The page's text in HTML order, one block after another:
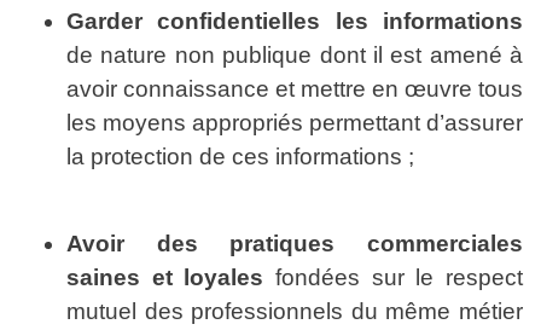
Garder confidentielles les informations
de nature non publique dont il est amené à
avoir connaissance et mettre en œuvre tous
les moyens appropriés permettant d’assurer
la protection de ces informations ;
Avoir des pratiques commerciales
saines et loyales fondées sur le respect
mutuel des professionnels du même métier